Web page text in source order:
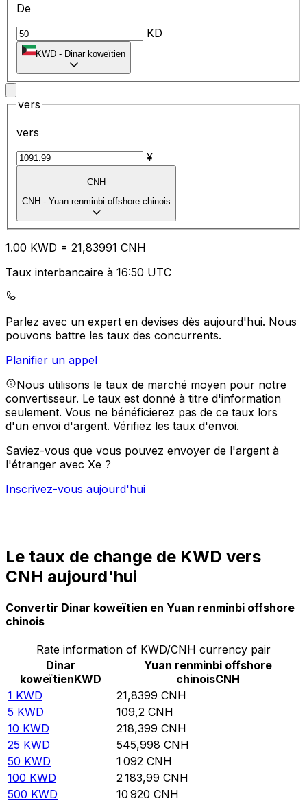
De
KD
KWD - Dinar koweïtien
vers
vers
¥
CNH
CNH - Yuan renminbi offshore chinois
1.00 KWD = 21,83991 CNH
Taux interbancaire à 16:50 UTC
Parlez avec un expert en devises dès aujourd'hui. Nous
pouvons battre les taux des concurrents.
Planifier un appel
Nous utilisons le taux de marché moyen pour notre
convertisseur. Le taux est donné à titre d'information
seulement. Vous ne bénéficierez pas de ce taux lors
d'un envoi d'argent. Vérifiez les taux d'envoi.
Saviez-vous que vous pouvez envoyer de l'argent à
l'étranger avec Xe ?
Inscrivez-vous aujourd'hui
Le taux de change de KWD vers
CNH aujourd'hui
Convertir Dinar koweïtien en Yuan renminbi offshore
chinois
Rate information of KWD/CNH currency pair
Dinar
koweïtienKWD
Yuan renminbi offshore
chinoisCNH
1 KWD 21,8399 CNH
5 KWD 109,2 CNH
10 KWD 218,399 CNH
25 KWD 545,998 CNH
50 KWD 1 092 CNH
100 KWD 2 183,99 CNH
500 KWD 10 920 CNH